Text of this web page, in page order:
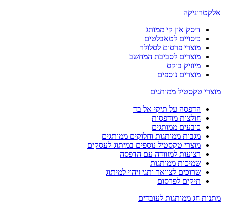
דיסק און קי ממותג
כיסויים לטאבלטים
מוצרי פרסום לסלולר
מוצרים לסביבת המחשב
מיוזיק בוקס
מוצרים נוספים
טקסטיל ממותגים
הדפסה על תיקי אל בד
חולצות מודפסות
כובעים ממותגים
מגבות ממותגות וחלוקים ממותגים
מוצרי טקסטיל נוספים במיתוג לעסקים
רצועות למזוודה עם הדפסה
שמיכות ממותגות
שרוכים לצוואר ותגי זיהוי למיתוג
תיקים לפרסום
חג ממותגות לעובדים